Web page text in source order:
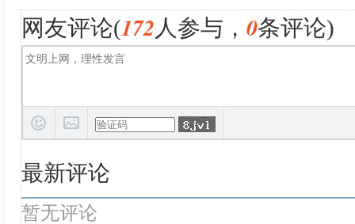
网友评论(172 人参与， 0条评论)
最新评论
暂无评论